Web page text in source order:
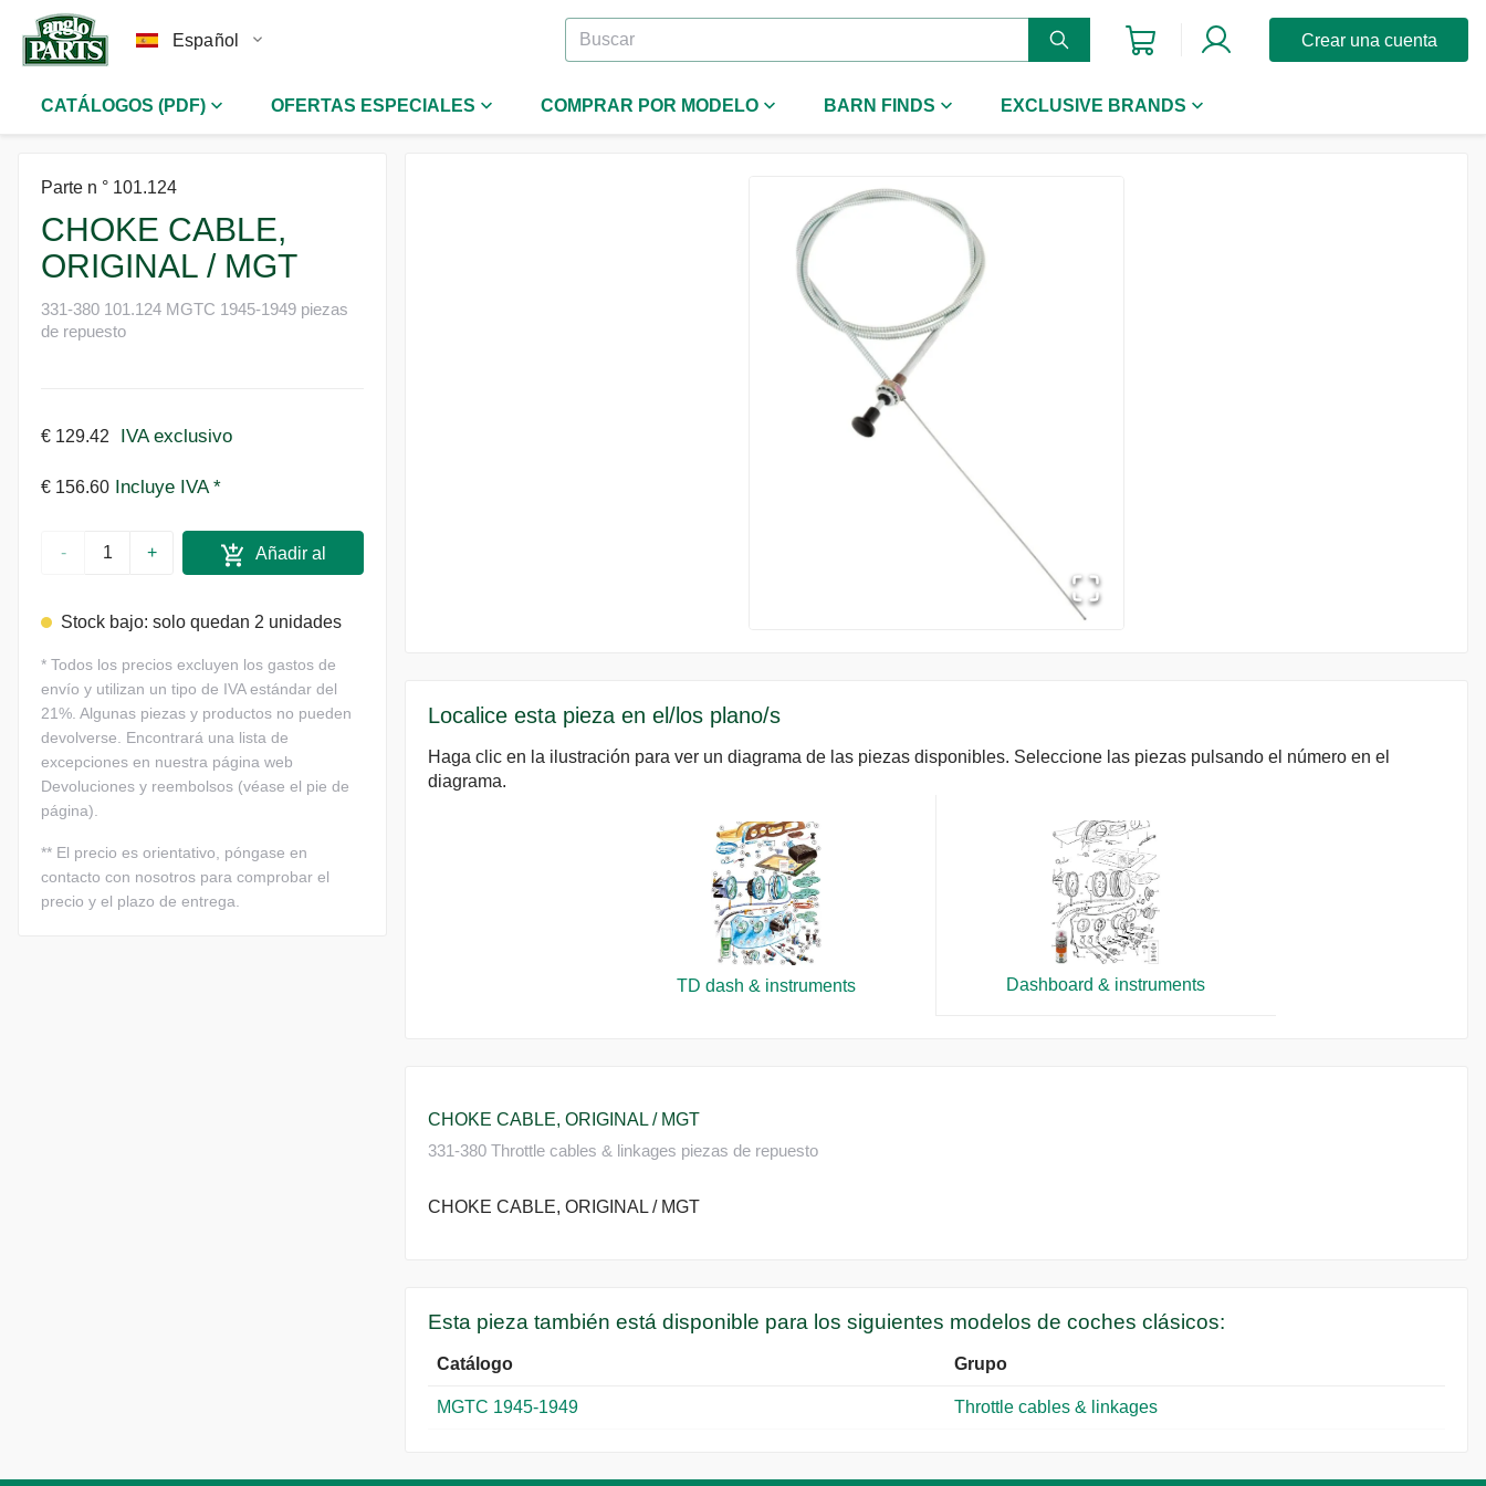
Español Crear una cuenta
CATÁLOGOS (PDF) OFERTAS ESPECIALES COMPRAR POR MODELO BARN FINDS EXCLUSIVE BRANDS
Parte n ° 101.124
CHOKE CABLE,
ORIGINAL / MGT
331-380 101.124 MGTC 1945-1949 piezas
de repuesto
€ 129.42 IVA exclusivo
€ 156.60 Incluye IVA *
- +
Añadir al
Stock bajo: solo quedan 2 unidades
* Todos los precios excluyen los gastos de
envío y utilizan un tipo de IVA estándar del
21%. Algunas piezas y productos no pueden
devolverse. Encontrará una lista de
excepciones en nuestra página web
Devoluciones y reembolsos (véase el pie de
página).
** El precio es orientativo, póngase en
contacto con nosotros para comprobar el
precio y el plazo de entrega.
Localice esta pieza en el/los plano/s
Haga clic en la ilustración para ver un diagrama de las piezas disponibles. Seleccione las piezas pulsando el número en el
diagrama.
TD dash & instruments Dashboard & instruments
CHOKE CABLE, ORIGINAL / MGT
331-380 Throttle cables & linkages piezas de repuesto
CHOKE CABLE, ORIGINAL / MGT
Esta pieza también está disponible para los siguientes modelos de coches clásicos:
Catálogo Grupo
MGTC 1945-1949 Throttle cables & linkages